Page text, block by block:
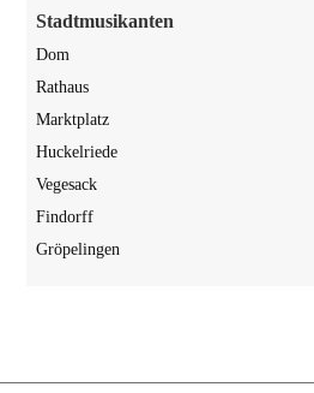
Stadt­mu­si­kan­ten
Dom
Rat­haus
Markt­platz
Huckel­rie­de
Vege­sack
Fin­dorff
Grö­pe­lin­gen